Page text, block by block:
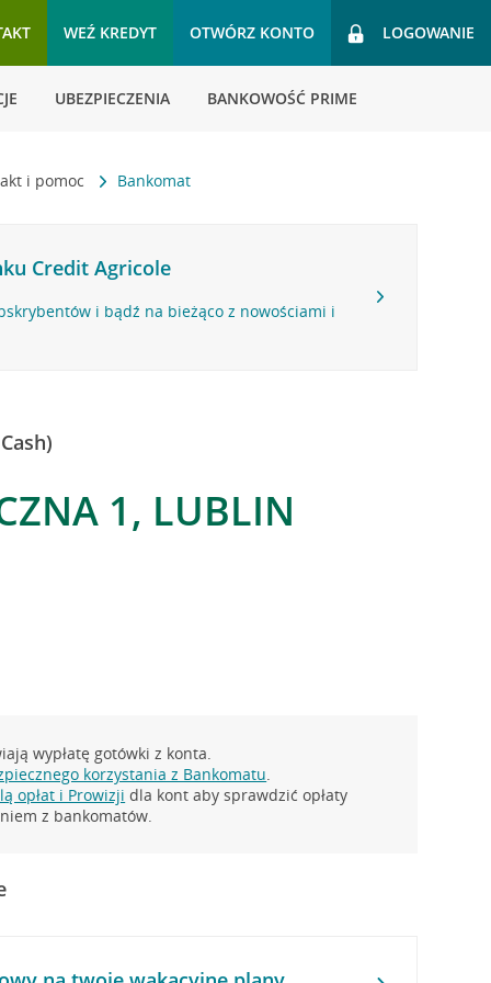
WEŹ KREDYT OTWÓRZ KONTO LOGOWANIE
UBEZPIECZENIA BANKOWOŚĆ PRIME
i pomoc Bankomat
Credit Agricole
i bądź na bieżąco z nowościami i
1, LUBLIN
wypłatę gotówki z konta.
korzystania z Bankomatu.
opłat i Prowizji dla kont aby sprawdzić opłaty
z bankomatów.